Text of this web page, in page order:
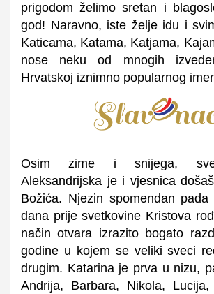
prigodom želimo sretan i
god! Naravno, iste želje idu i
Katicama, Katama, Katjama,
nose neku od mnogih
Hrvatskoj iznimno popularnog
Osim zime i snijega,
Aleksandrijska je i vjesnica
Božića. Njezin spomendan
dana prije svetkovine Kristova
način otvara izrazito bogato
godine u kojem se veliki sveci
drugim. Katarina je prva u nizu,
Andrija, Barbara, Nikola,